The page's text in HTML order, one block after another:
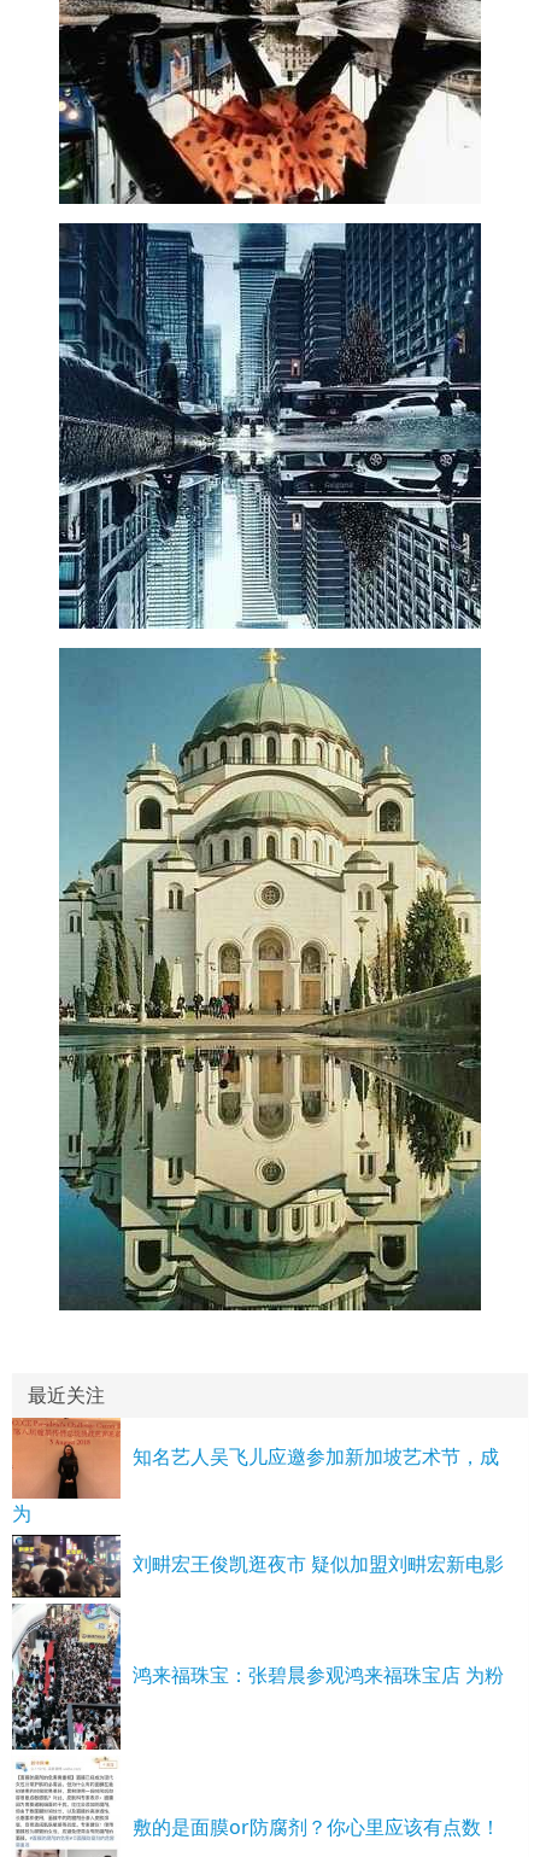
最近关注
知名艺人吴飞儿应邀参加新加坡艺术节，成
为
刘畊宏王俊凯逛夜市 疑似加盟刘畊宏新电影
鸿来福珠宝：张碧晨参观鸿来福珠宝店 为粉
敷的是面膜or防腐剂？你心里应该有点数！